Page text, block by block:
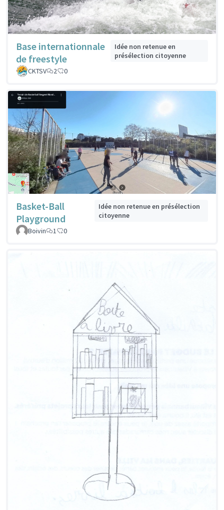
Base internationnale
de freestyle
Idée non retenue en
présélection citoyenne
CKTSV
2 0
Basket-Ball
Playground
Idée non retenue en présélection
citoyenne
Boivin
1 0